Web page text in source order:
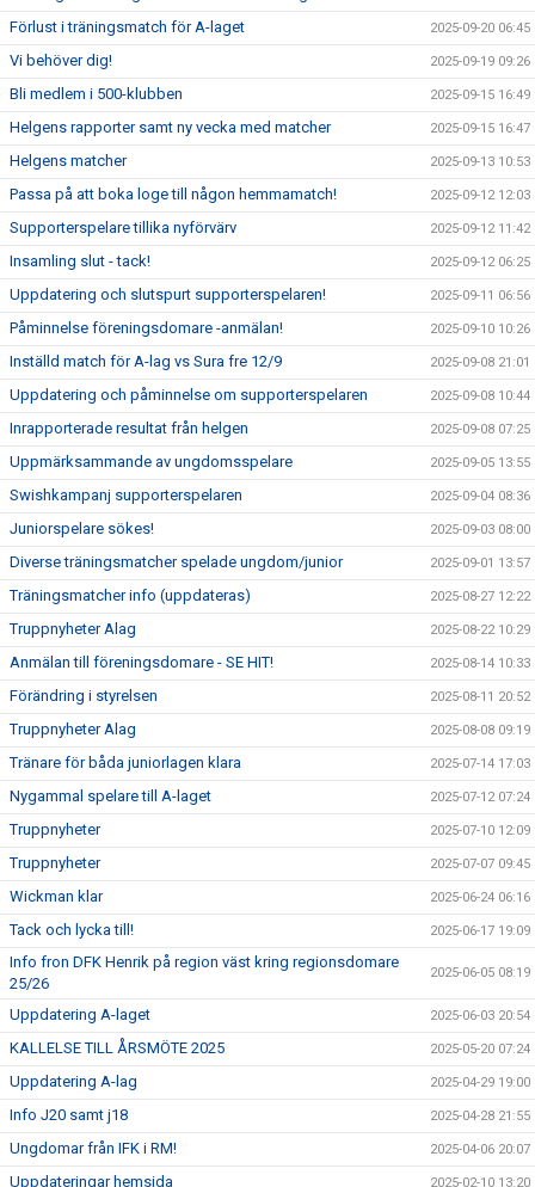
Förlust i träningsmatch för A-laget 2025-09-20 06:45
Vi behöver dig! 2025-09-19 09:26
Bli medlem i 500-klubben 2025-09-15 16:49
Helgens rapporter samt ny vecka med matcher 2025-09-15 16:47
Helgens matcher 2025-09-13 10:53
Passa på att boka loge till någon hemmamatch! 2025-09-12 12:03
Supporterspelare tillika nyförvärv 2025-09-12 11:42
Insamling slut - tack! 2025-09-12 06:25
Uppdatering och slutspurt supporterspelaren! 2025-09-11 06:56
Påminnelse föreningsdomare -anmälan! 2025-09-10 10:26
Inställd match för A-lag vs Sura fre 12/9 2025-09-08 21:01
Uppdatering och påminnelse om supporterspelaren 2025-09-08 10:44
Inrapporterade resultat från helgen 2025-09-08 07:25
Uppmärksammande av ungdomsspelare 2025-09-05 13:55
Swishkampanj supporterspelaren 2025-09-04 08:36
Juniorspelare sökes! 2025-09-03 08:00
Diverse träningsmatcher spelade ungdom/junior 2025-09-01 13:57
Träningsmatcher info (uppdateras) 2025-08-27 12:22
Truppnyheter Alag 2025-08-22 10:29
Anmälan till föreningsdomare - SE HIT! 2025-08-14 10:33
Förändring i styrelsen 2025-08-11 20:52
Truppnyheter Alag 2025-08-08 09:19
Tränare för båda juniorlagen klara 2025-07-14 17:03
Nygammal spelare till A-laget 2025-07-12 07:24
Truppnyheter 2025-07-10 12:09
Truppnyheter 2025-07-07 09:45
Wickman klar 2025-06-24 06:16
Tack och lycka till! 2025-06-17 19:09
Info fron DFK Henrik på region väst kring regionsdomare
25/26
2025-06-05 08:19
Uppdatering A-laget 2025-06-03 20:54
KALLELSE TILL ÅRSMÖTE 2025 2025-05-20 07:24
Uppdatering A-lag 2025-04-29 19:00
Info J20 samt j18 2025-04-28 21:55
Ungdomar från IFK i RM! 2025-04-06 20:07
Uppdateringar hemsida 2025-02-10 13:20